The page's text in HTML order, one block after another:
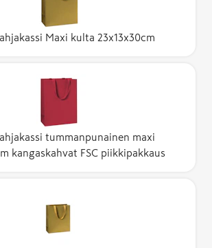
Maxi kulta 23x13x30cm
tummanpunainen maxi
kangaskahvat FSC piikkipakkaus